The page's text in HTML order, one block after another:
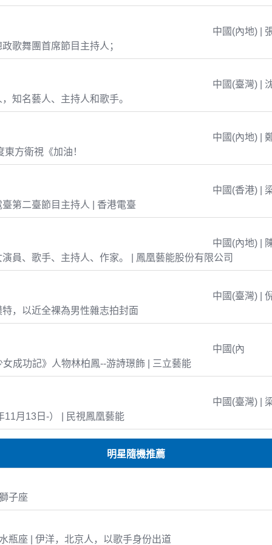
中國(內地) |
歌舞團首席節目主持人；
中國(臺灣) |
知名藝人、主持人和歌手。
中國(內地) |
方衛視《加油！
中國(香港) |
第二臺節目主持人 | 香港電臺
中國(內地) |
員、歌手、主持人、作家。 | 鳳凰藝能股份有限公司
中國(臺灣) |
，以近全裸為男性雜志拍封面
中國(內
女成功記》人物林柏鳳--游詩璟飾 | 三立藝能
中國(臺灣) |
11月13日-） | 民視鳳凰藝能
明星隨機推薦
子座
瓶座 | 伊洋，北京人，以歌手身份出道